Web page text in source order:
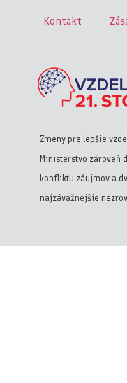
Kontakt
Zmeny pre lepšie
Ministerstvo zároveň
konfliktu záujmov a
najzávažnejšie